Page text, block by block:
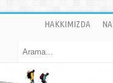
HAKKIMIZDA